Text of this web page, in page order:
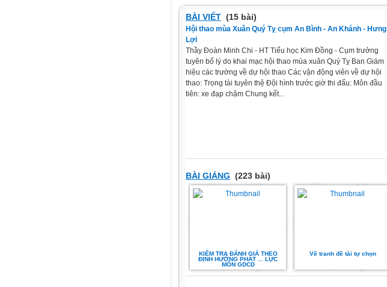
BÀI VIẾT (15 bài)
Hội thao mùa Xuân Quý Tỵ cụm An Bình - An Khánh - Hưng
Lợi
Thầy Đoàn Minh Chi - HT Tiểu học Kim Đồng - Cụm trưởng
tuyên bố lý do khai mạc hội thao mùa xuân Quý Tỵ Ban Giám
hiệu các trường về dự hội thao Các vận động viên về dự hội
thao: Trọng tài tuyên thệ Đội hình trước giờ thi đấu: Môn đầu
tiên: xe đạp chậm Chung kết...
BÀI GIẢNG (223 bài)
KIỂM TRA ĐÁNH GIÁ THEO
ĐỊNH HƯỚNG PHÁT ... LỰC
MÔN GDCD
Vẽ tranh đề tài tự chọn